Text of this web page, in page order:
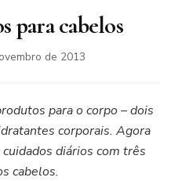
para cabelos
de 2013
para o corpo – dois
corporais. Agora
diários com três
cabelos.